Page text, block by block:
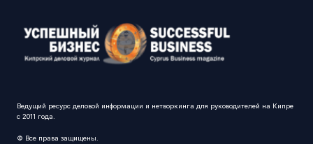
Ведущий ресурс деловой информации и нетворкинга для руководителей на Кипре
с 2011 года.
© Все права защищены.